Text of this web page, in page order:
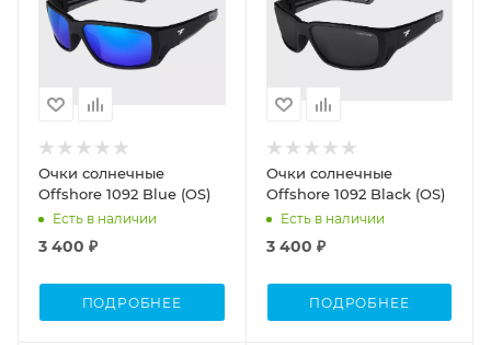
Очки солнечные
Offshore 1092 Blue (OS)
Есть в наличии
3 400 ₽
ПОДРОБНЕЕ
Очки солнечные
Offshore 1092 Black (OS)
Есть в наличии
3 400 ₽
ПОДРОБНЕЕ